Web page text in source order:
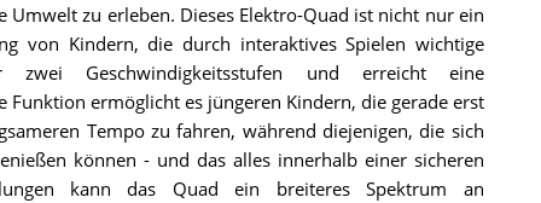
zu erleben. Dieses Elektro-Quad ist nicht nur ein
von Kindern, die durch interaktives Spielen wichtige
Geschwindigkeitsstufen und erreicht eine
ermöglicht es jüngeren Kindern, die gerade erst
Tempo zu fahren, während diejenigen, die sich
können - und das alles innerhalb einer sicheren
kann das Quad ein breiteres Spektrum an